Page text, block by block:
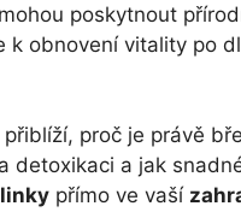
poskytnout
k obnovení vitality po
proč je právě
detoxikaci a jak
přímo ve vaší